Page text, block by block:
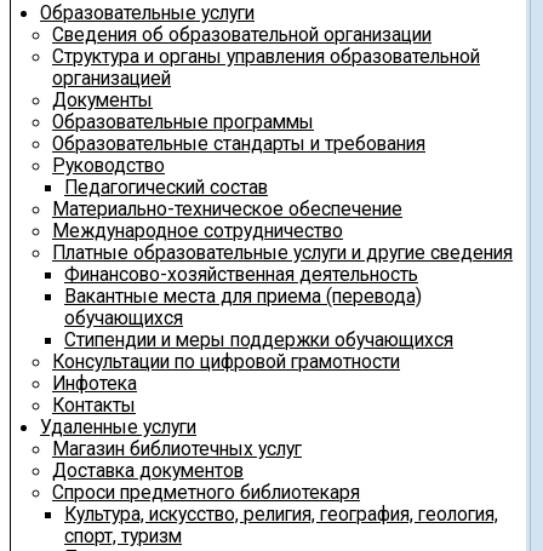
Образовательные услуги
Сведения об образовательной организации
Структура и органы управления образовательной
организацией
Документы
Образовательные программы
Образовательные стандарты и требования
Руководство
Педагогический состав
Материально-техническое обеспечение
Международное сотрудничество
Платные образовательные услуги и другие сведения
Финансово-хозяйственная деятельность
Вакантные места для приема (перевода)
обучающихся
Стипендии и меры поддержки обучающихся
Консультации по цифровой грамотности
Инфотека
Контакты
Удаленные услуги
Магазин библиотечных услуг
Доставка документов
Спроси предметного библиотекаря
Культура, искусство, религия, география, геология,
спорт, туризм